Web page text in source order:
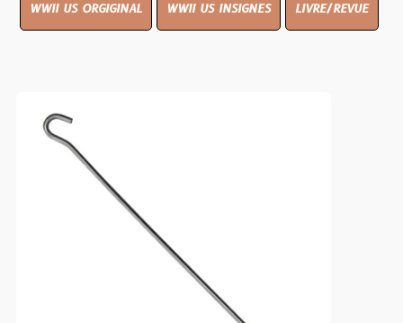
WWII US ORGIGINAL WWII US INSIGNES LIVRE/REVUE